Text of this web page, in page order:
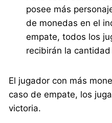
posee más
de monedas en el
empate, todos los
recibirán la
El jugador con más
caso de empate, los
victoria.